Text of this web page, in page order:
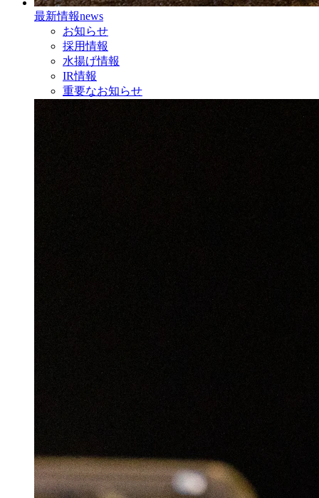
最新情報news
お知らせ
採用情報
水揚げ情報
IR情報
重要なお知らせ